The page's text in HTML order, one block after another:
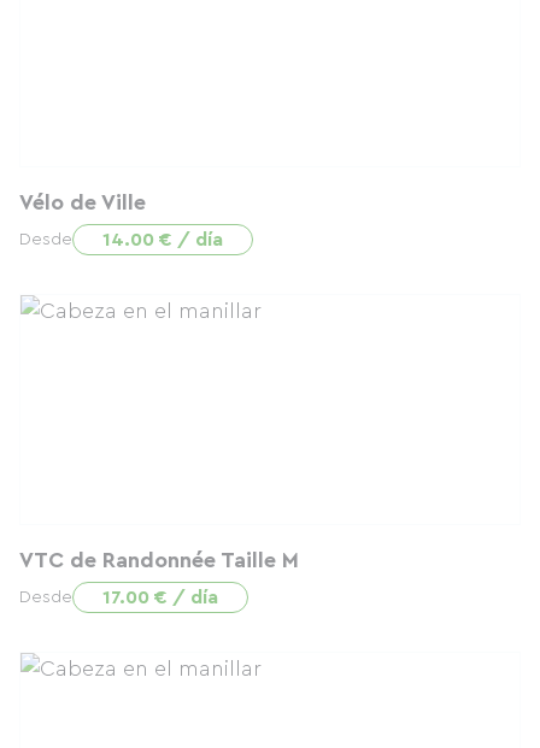
Vélo de Ville
Desde 14.00 € / día
VTC de Randonnée Taille M
Desde 17.00 € / día